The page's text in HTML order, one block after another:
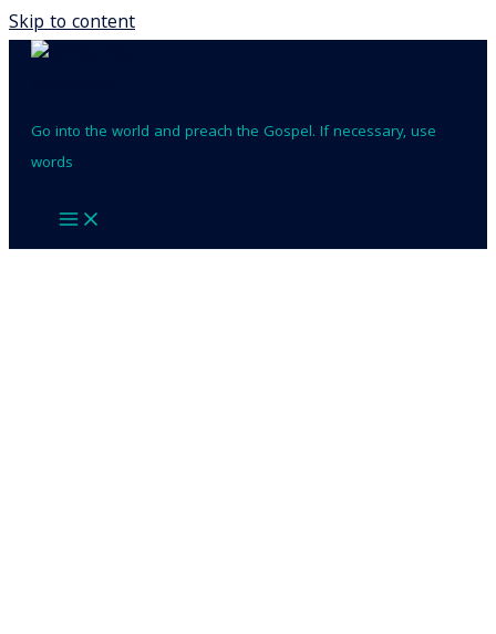
Skip to content
Go into the world and preach the Gospel. If necessary, use
words